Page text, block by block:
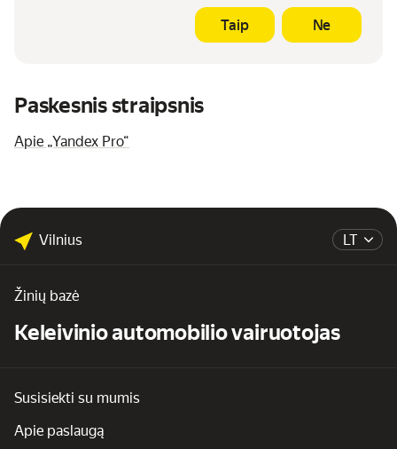
Taip Ne
Paskesnis straipsnis
Apie „Yandex Pro“
LT
Vilnius
Žinių bazė
Keleivinio automobilio vairuotojas
Susisiekti su mumis
Apie paslaugą